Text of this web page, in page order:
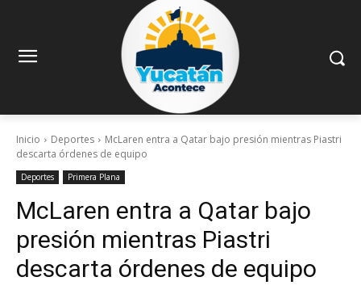
Inicio Deportes
McLaren entra a Qatar bajo presión mientras Piastri
descarta órdenes de equipo
Deportes Primera Plana
McLaren entra a Qatar bajo
presión mientras Piastri
descarta órdenes de equipo